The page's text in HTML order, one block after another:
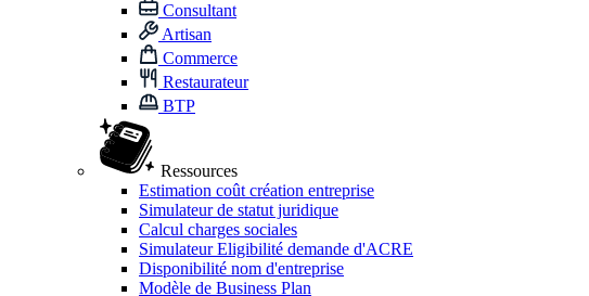
Consultant
Artisan
Commerce
Restaurateur
BTP
Ressources
Estimation coût création entreprise
Simulateur de statut juridique
Calcul charges sociales
Simulateur Eligibilité demande d'ACRE
Disponibilité nom d'entreprise
Modèle de Business Plan